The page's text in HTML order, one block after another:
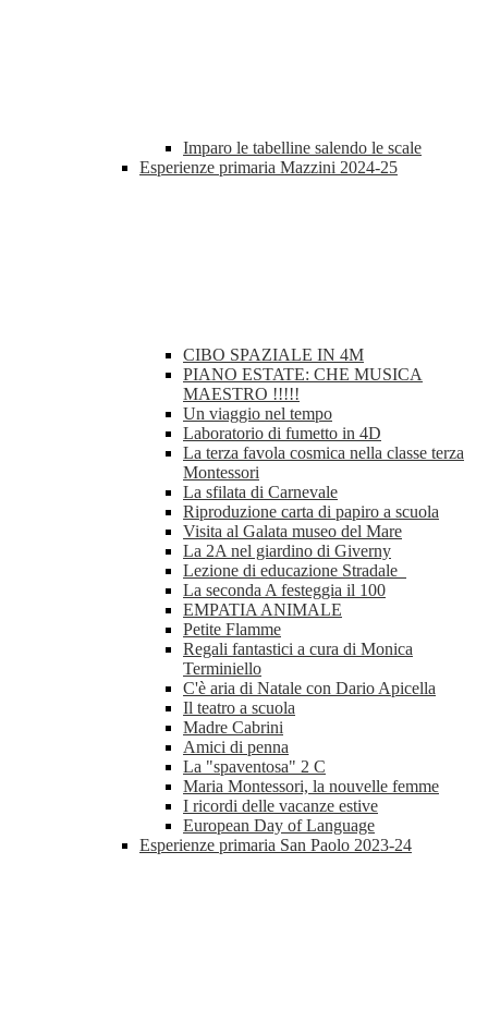
Imparo le tabelline salendo le scale
Esperienze primaria Mazzini 2024-25
CIBO SPAZIALE IN 4M
PIANO ESTATE: CHE MUSICA
MAESTRO !!!!!
Un viaggio nel tempo
Laboratorio di fumetto in 4D
La terza favola cosmica nella classe terza
Montessori
La sfilata di Carnevale
Riproduzione carta di papiro a scuola
Visita al Galata museo del Mare
La 2A nel giardino di Giverny
Lezione di educazione Stradale
La seconda A festeggia il 100
EMPATIA ANIMALE
Petite Flamme
Regali fantastici a cura di Monica
Terminiello
C'è aria di Natale con Dario Apicella
Il teatro a scuola
Madre Cabrini
Amici di penna
La "spaventosa" 2 C
Maria Montessori, la nouvelle femme
I ricordi delle vacanze estive
European Day of Language
Esperienze primaria San Paolo 2023-24